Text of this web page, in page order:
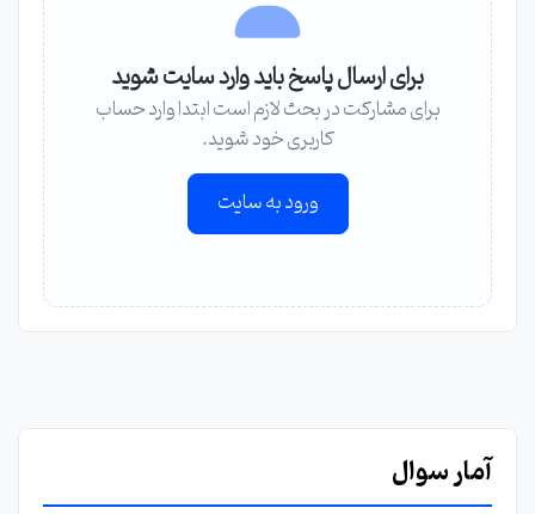
برای ارسال پاسخ باید وارد سایت شوید
برای مشارکت در بحث لازم است ابتدا وارد حساب
کاربری خود شوید.
ورود به سایت
آمار سوال